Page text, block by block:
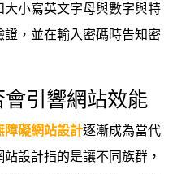
小寫英文字母與數字與特
，並在輸入密碼時告知密
引響網站效能
障礙網站設計逐漸成為當代
設計指的是讓不同族群，